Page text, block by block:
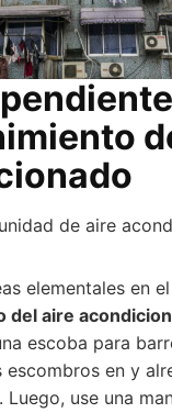
de aire
elementales en el
del aire
escoba para
escombros en y
use una